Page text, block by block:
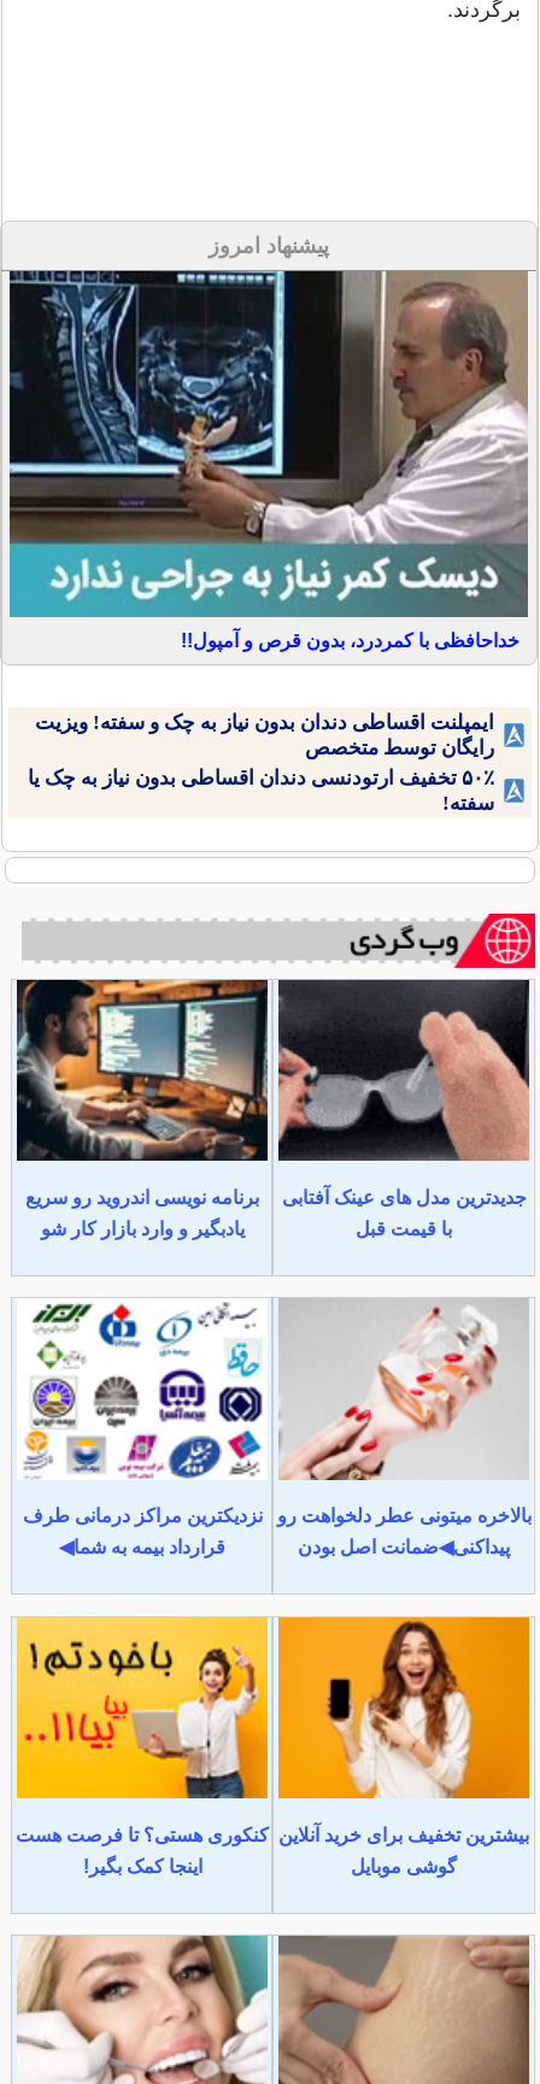
برگردند.
پیشنهاد امروز
خداحافظی با کمردرد، بدون قرص و آمپول!!
ایمپلنت اقساطی دندان بدون نیاز به چک و سفته! ویزیت
رایگان توسط متخصص
۵۰٪ تخفیف ارتودنسی دندان اقساطی بدون نیاز به چک یا
سفته!
جدیدترین مدل های عینک آفتابی
با قیمت قبل
برنامه نویسی اندروید رو سریع
یادبگیر و وارد بازار کار شو
بالاخره میتونی عطر دلخواهت رو
پیداکنی◀ضمانت اصل بودن
نزدیکترین مراکز درمانی طرف
قرارداد بیمه به شما◀
بیشترین تخفیف برای خرید آنلاین
گوشی موبایل
کنکوری هستی؟ تا فرصت هست
اینجا کمک بگیر!